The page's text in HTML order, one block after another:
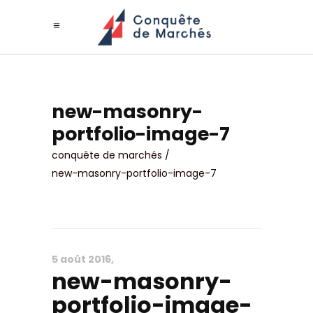
new-masonry-
portfolio-image-7
conquête de marchés /
new-masonry-portfolio-image-7
5 août 2016
new-masonry-
portfolio-image-